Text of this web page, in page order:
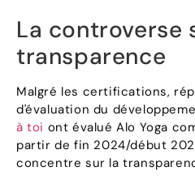
La controverse
transparence
Malgré les certifications,
d'évaluation du
à toi ont évalué Alo Yoga
partir de fin 2024/début
concentre sur la